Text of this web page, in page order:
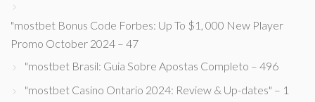
"mostbet Bonus Code Forbes: Up To $1, 000 New Player
Promo October 2024 – 47
"mostbet Brasil: Guia Sobre Apostas Completo – 496
"mostbet Casino Ontario 2024: Review & Up-dates" – 1